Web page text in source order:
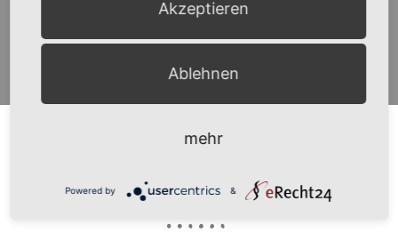
ÜBER MICH
Akzeptieren
Ablehnen
mehr
Powered by &